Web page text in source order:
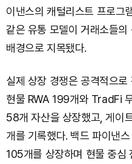
이낸스의 캐털리스트 프로
같은 유통 모델이 거래소들
배경으로 지목됐다.
실제 상장 경쟁은 공격적으
현물 RWA 199개와 TradFi
58개 자산을 상장했고, 게이
개를 기록했다. 백드 파이낸
105개를 상장하며 현물 중심